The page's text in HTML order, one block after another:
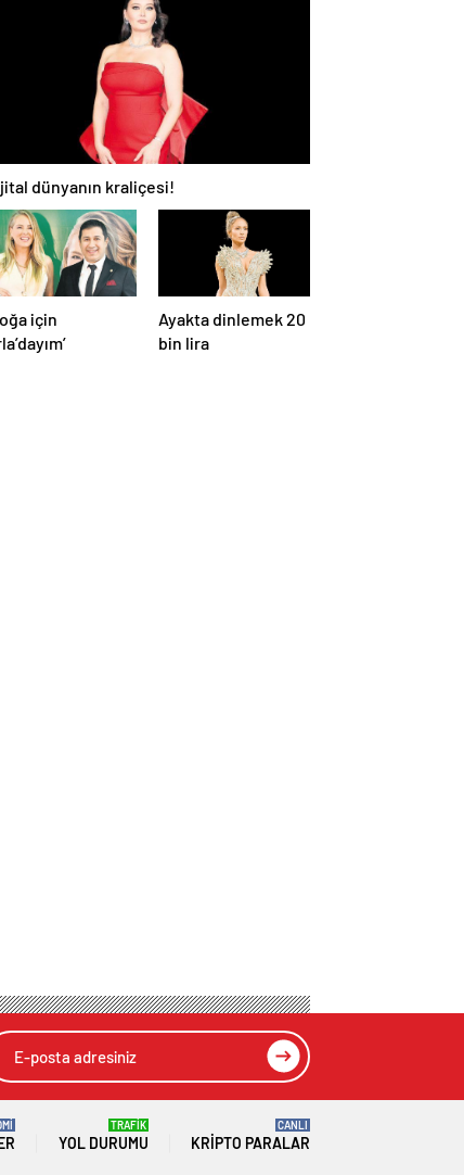
dünyanın kraliçesi!
için
Ayakta dinlemek 20
bin lira
YOL DURUMU
TRAFİK
KRIPTO PARALAR
CANLI